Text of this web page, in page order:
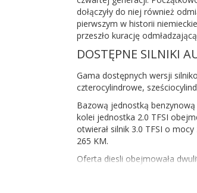
dołączyły do niej również
pierwszym w historii
przeszło kurację
DOSTĘPNE SILNIKI
Gama dostępnych wersji
czterocylindrowe,
Bazową jednostką
kolei jednostka 2.0 TFSI
otwierał silnik 3.0 TFSI o
265 KM.
Oferta diesli obejmowała
diesel. 2,7-litrowy TDI